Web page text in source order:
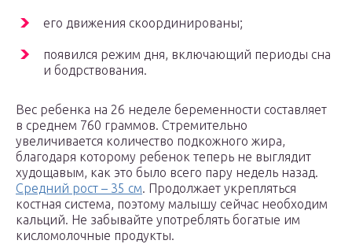
его движения скоординированы;
появился режим дня, включающий периоды сна
и бодрствования.
Вес ребенка на 26 неделе беременности составляет
в среднем 760 граммов. Стремительно
увеличивается количество подкожного жира,
благодаря которому ребенок теперь не выглядит
худощавым, как это было всего пару недель назад.
Средний рост – 35 см. Продолжает укрепляться
костная система, поэтому малышу сейчас необходим
кальций. Не забывайте употреблять богатые им
кисломолочные продукты.